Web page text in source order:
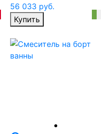
56 033 руб.
Купить